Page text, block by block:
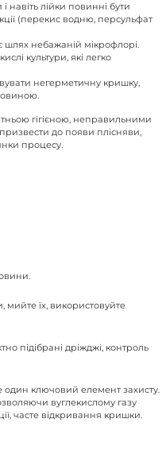
навіть лійки повинні бути
(перекис водню, персульфат
шлях небажаній мікрофлорі.
культури, які легко
негерметичну кришку,
гігієною, неправильними
до появи плісняви,
процесу.
мийте їх, використовуйте
підібрані дріжджі, контроль
один ключовий елемент захисту.
вуглекислому газу
часте відкривання кришки.